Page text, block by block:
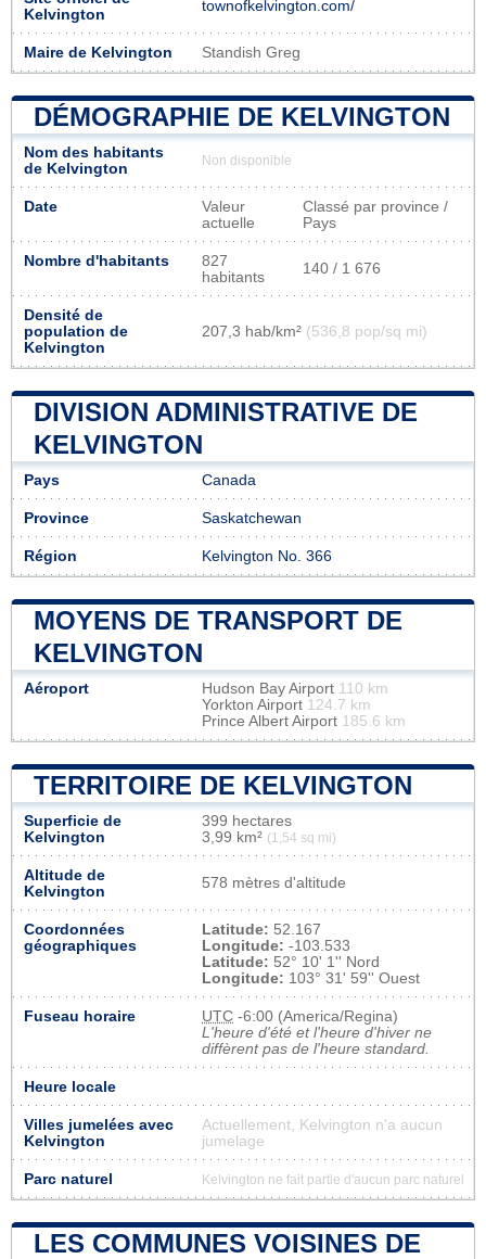
Kelvington
townofkelvington.com/
Maire de Kelvington Standish Greg
DÉMOGRAPHIE DE KELVINGTON
Nom des habitants
de Kelvington
Non disponible
Date
Valeur
actuelle
Classé par province /
Pays
Nombre d'habitants
827
habitants
140 / 1 676
Densité de
population de
Kelvington
207,3 hab/km² (536,8 pop/sq mi)
DIVISION ADMINISTRATIVE DE
KELVINGTON
Pays Canada
Province Saskatchewan
Région Kelvington No. 366
MOYENS DE TRANSPORT DE
KELVINGTON
Aéroport Hudson Bay Airport 110 km
Yorkton Airport 124.7 km
Prince Albert Airport 185.6 km
TERRITOIRE DE KELVINGTON
Superficie de
Kelvington
399 hectares
3,99 km² (1,54 sq mi)
Altitude de
Kelvington
578 mètres d'altitude
Coordonnées
géographiques
Latitude: 52.167
Longitude: -103.533
Latitude: 52° 10' 1'' Nord
Longitude: 103° 31' 59'' Ouest
Fuseau horaire UTC -6:00 (America/Regina)
L'heure d'été et l'heure d'hiver ne
diffèrent pas de l'heure standard.
Heure locale
Villes jumelées avec
Kelvington
Actuellement, Kelvington n'a aucun
jumelage
Parc naturel Kelvington ne fait partie d'aucun parc naturel
LES COMMUNES VOISINES DE